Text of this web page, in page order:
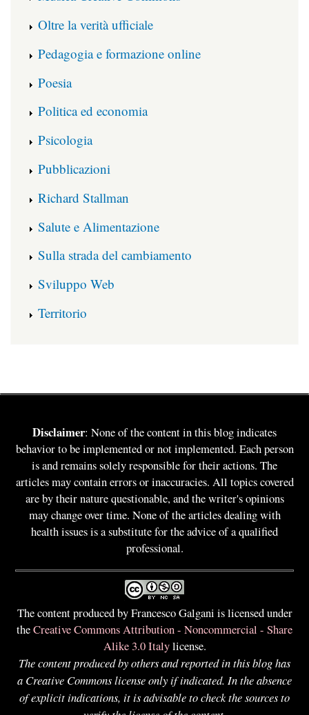
Oltre la verità ufficiale
Pedagogia e formazione online
Poesia
Politica ed economia
Psicologia
Pubblicazioni
Richard Stallman
Salute e Alimentazione
Sulla strada del cambiamento
Sviluppo Web
Territorio
Disclaimer: None of the content in this blog indicates
behavior to be implemented or not implemented. Each person
is and remains solely responsible for their actions. The
articles may contain errors or inaccuracies. All topics covered
are by their nature questionable, and the writer's opinions
may change over time. None of the articles dealing with
health issues is a substitute for the advice of a qualified
professional.
The content produced by Francesco Galgani is licensed under
theCreative Commons Attribution - Noncommercial - Share
Alike 3.0 Italylicense.
The content produced by others and reported in this blog has
a Creative Commons license only if indicated. In the absence
of explicit indications, it is advisable to check the sources to